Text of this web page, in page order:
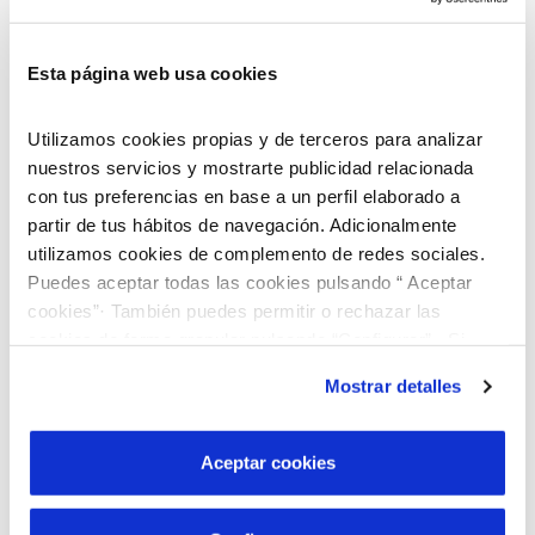
Esta página web usa cookies
Utilizamos cookies propias y de terceros para analizar
nuestros servicios y mostrarte publicidad relacionada
con tus preferencias en base a un perfil elaborado a
partir de tus hábitos de navegación. Adicionalmente
utilizamos cookies de complemento de redes sociales.
Puedes aceptar todas las cookies pulsando “ Aceptar
cookies”· También puedes permitir o rechazar las
instalación de todas las cookies salvo las necesarias que
son indispensables para que el sitio web funcione y que
por tanto no se pueden desactivar. Puedes consultar
Mostrar detalles
Aceptar cookies
¡Descubre nuestro programa de Becas
“Jóvenes Talentos”!